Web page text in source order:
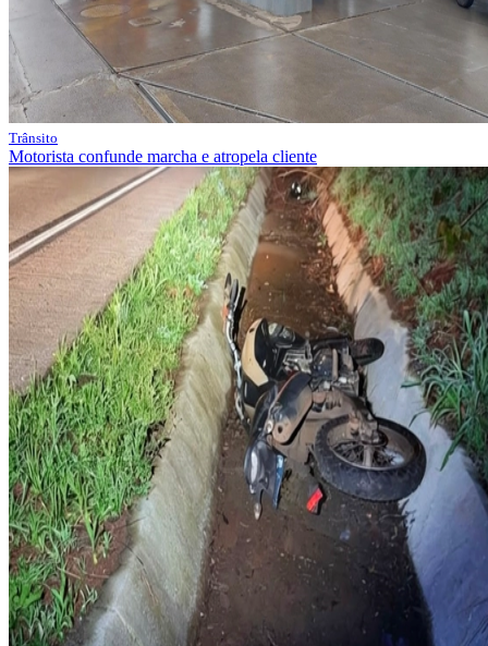
Trânsito
Motorista confunde marcha e atropela cliente